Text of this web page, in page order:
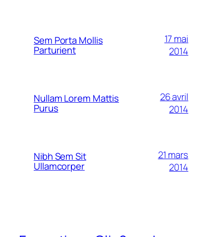
Sem Porta Mollis
Parturient
17 mai
2014
Nullam Lorem Mattis
Purus
26 avril
2014
Nibh Sem Sit
Ullamcorper
21 mars
2014